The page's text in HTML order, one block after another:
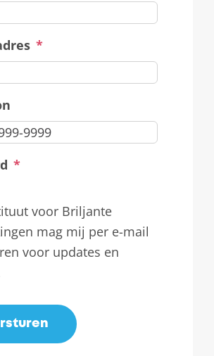
*
*
voor Briljante
mag mij per e-mail
voor updates en